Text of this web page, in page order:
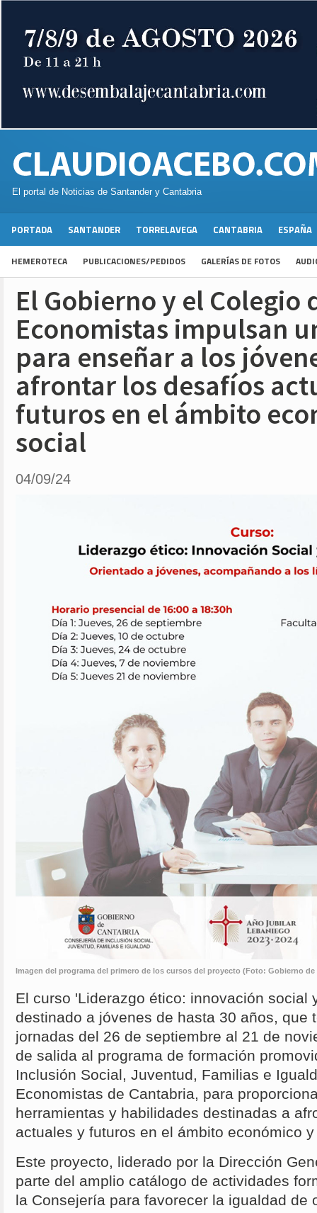
El portal de Noticias de Santander y Cantabria
PORTADA SANTANDER TORRELAVEGA CANTABRIA ESPAÑA
HEMEROTECA PUBLICACIONES/PEDIDOS GALERÍAS DE FOTOS
El Gobierno y el Colegio
Economistas impulsan
para enseñar a los
afrontar los desafíos
futuros en el ámbito
social
04/09/24
Imagen del programa del primero de los cursos del proyecto (Foto: Gobierno de
El curso 'Liderazgo ético: innovación social
destinado a jóvenes de hasta 30 años, que
jornadas del 26 de septiembre al 21 de
de salida al programa de formación
Inclusión Social, Juventud, Familias e
Economistas de Cantabria, para
herramientas y habilidades destinadas a
actuales y futuros en el ámbito económico
Este proyecto, liderado por la Dirección
parte del amplio catálogo de actividades
la Consejería para favorecer la igualdad de